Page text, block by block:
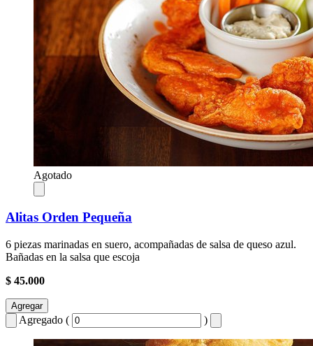
Agotado
Alitas Orden Pequeña
6 piezas marinadas en suero, acompañadas de salsa de queso azul.
Bañadas en la salsa que escoja
$ 45.000
Agregar
Agregado ( )